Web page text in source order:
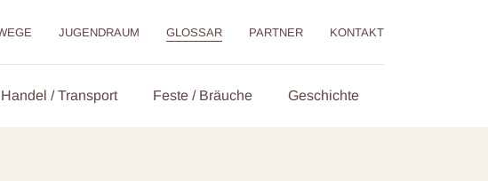
JUGENDRAUM GLOSSAR PARTNER KONTAKT
Handel / Transport Feste / Bräuche Geschichte